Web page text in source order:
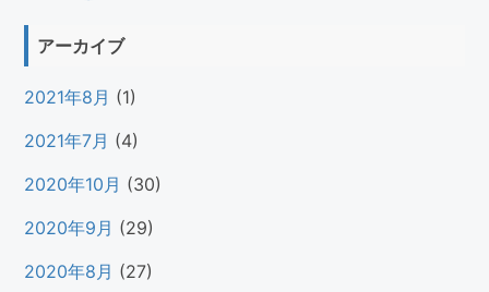
アーカイブ
2021年8月 (1)
2021年7月 (4)
2020年10月 (30)
2020年9月 (29)
2020年8月 (27)